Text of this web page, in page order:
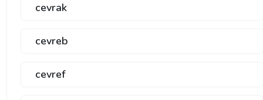
cevrak
cevreb
cevref